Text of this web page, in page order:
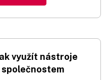
využít nástroje